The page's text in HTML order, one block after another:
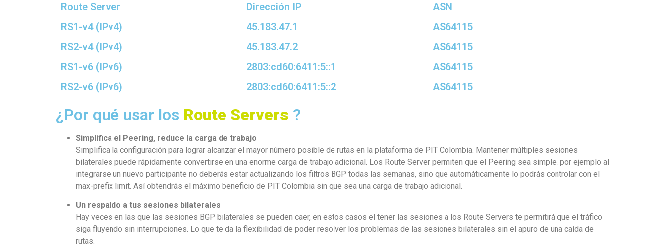
Route Server Dirección IP
ASN
RS1-v4 (IPv4)
45.183.47.1
AS64115
RS2-v4 (IPv4)
45.183.47.2
AS64115
RS1-v6 (IPv6)
2803:cd60:6411:5::1
AS64115
RS2-v6 (IPv6)
2803:cd60:6411:5::2 AS64115
¿Por qué usar los Route Servers ?
Simplifica el Peering, reduce la carga de trabajo
Simplifica la configuración para lograr alcanzar el mayor número posible de rutas en la plataforma de PIT Colombia. Mantener múltiples sesiones
bilaterales puede rápidamente convertirse en una enorme carga de trabajo adicional. Los Route Server permiten que el Peering sea simple, por ejemplo al
integrarse un nuevo participante no deberás estar actualizando los filtros BGP todas las semanas, sino que automáticamente lo podrás controlar con el
max-prefix limit. Así obtendrás el máximo beneficio de PIT Colombia sin que sea una carga de trabajo adicional.
Un respaldo a tus sesiones bilaterales
Hay veces en las que las sesiones BGP bilaterales se pueden caer, en estos casos el tener las sesiones a los Route Servers te permitirá que el tráfico
siga fluyendo sin interrupciones. Lo que te da la flexibilidad de poder resolver los problemas de las sesiones bilaterales sin el apuro de una caída de
rutas.